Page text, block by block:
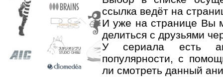
ссылка ведёт на
И уже на странице Вы
делиться с друзьями
У сериала есть
популярности, с
ли смотреть данный